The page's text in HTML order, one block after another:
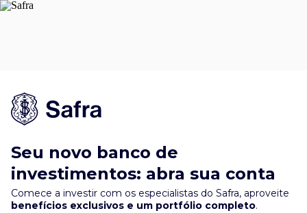
Seu novo banco de
investimentos: abra sua conta
Comece a investir com os especialistas do Safra, aproveite
benefícios exclusivos e um portfólio completo.